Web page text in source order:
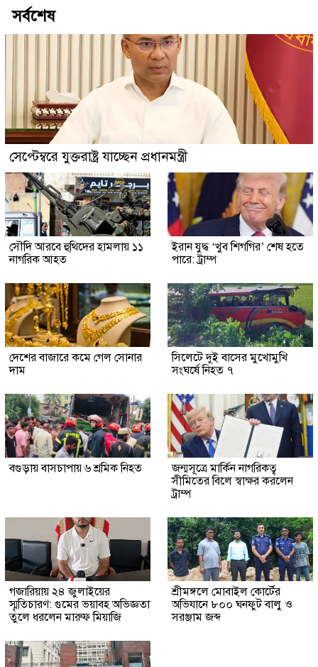
সর্বশেষ
সেপ্টেম্বরে যুক্তরাষ্ট্র যাচ্ছেন প্রধানমন্ত্রী
সৌদি আরবে হুথিদের হামলায় ১১
নাগরিক আহত
ইরান যুদ্ধ ‘খুব শিগগির’ শেষ হতে
পারে: ট্রাম্প
দেশের বাজারে কমে গেল সোনার
দাম
সিলেটে দুই বাসের মুখোমুখি
সংঘর্ষে নিহত ৭
বগুড়ায় বাসচাপায় ৬ শ্রমিক নিহত
জন্মসূত্রে মার্কিন নাগরিকত্ব
সীমিতের বিলে স্বাক্ষর করলেন
ট্রাম্প
গজারিয়ায় ২৪ জুলাইয়ের
স্মৃতিচারণ: গুমের ভয়াবহ অভিজ্ঞতা
তুলে ধরলেন মারুফ মিয়াজি
শ্রীমঙ্গলে মোবাইল কোর্টের
অভিযানে ৮০০ ঘনফুট বালু ও
সরঞ্জাম জব্দ